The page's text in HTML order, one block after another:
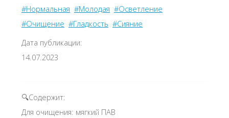
#Нормальная #Молодая #Осветление
#Очищение #Гладкость #Сияние
Дата публикации:
14.07.2023
🔍Содержит:
Для очищения: мягкий ПАВ